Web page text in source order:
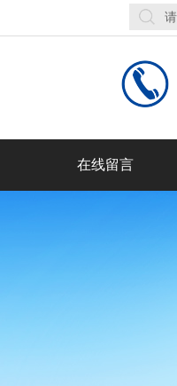
在线留言